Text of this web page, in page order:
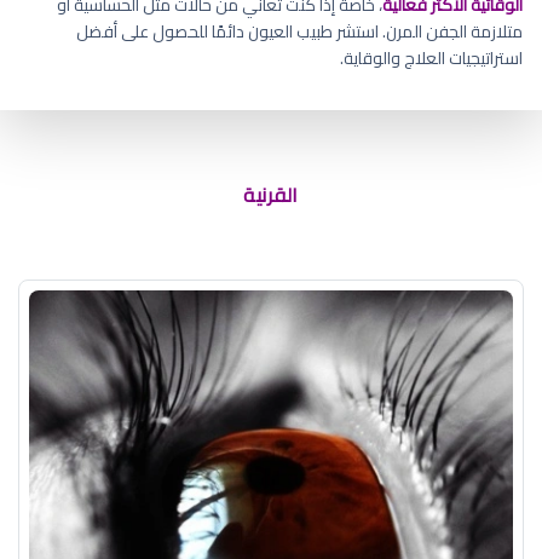
متلازمة الجفن المرن. استشر طبيب العيون دائمًا للحصول على أفضل
استراتيجيات العلاج والوقاية.
القرنية